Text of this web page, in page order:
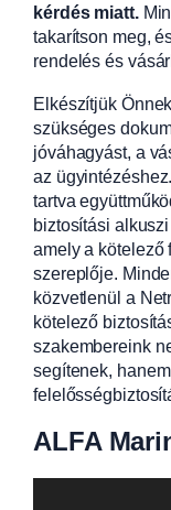
kérdés miatt.
takarítson meg,
rendelés és
Elkészítjük
szükséges
jóváhagyást, a
az
tartva
biztosítási
amely a kötelező
szereplője.
közvetlenül a
kötelező
szakembereink
segítenek,
ALFA